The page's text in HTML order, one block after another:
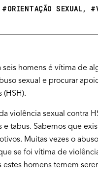
ORIENTAÇÃO SEXUAL, #
seis homens é vítima de
sexual e procurar
(HSH).
violência sexual contra
e tabus. Sabemos que
Muitas vezes o
se foi vítima de
estes homens temem